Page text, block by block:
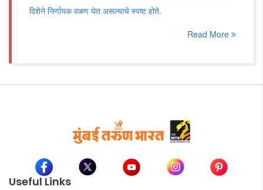
दिशेने निर्णायक वळण घेत असल्याचे स्पष्ट होते.
Read More
Useful Links